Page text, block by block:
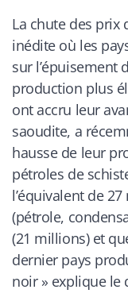
La chute des prix
inédite où les
sur l’épuisement
production plus
ont accru leur
saoudite, a
hausse de leur
pétroles de
l’équivalent de
(pétrole,
(21 millions) et
dernier pays
noir» explique le